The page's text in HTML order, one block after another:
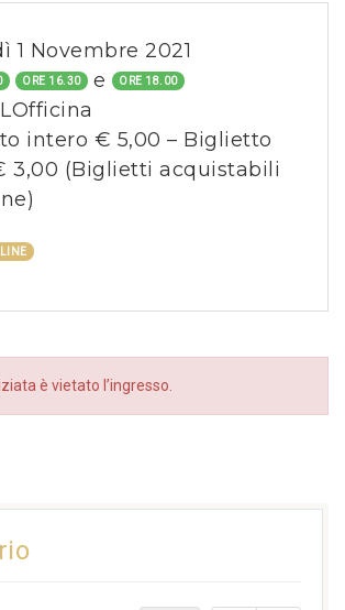
1 Novembre 2021
ORE 16.30 e ORE 18.00
intero € 5,00 – Biglietto
3,00 (Biglietti acquistabili
è vietato l’ingresso.